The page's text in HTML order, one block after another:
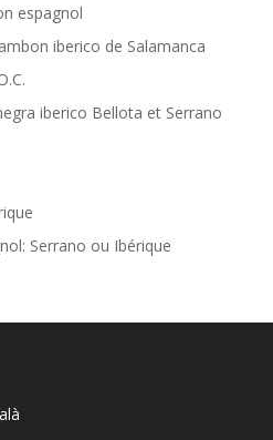
espagnol
iberico de Salamanca
iberico Bellota et Serrano
Serrano ou Ibérique